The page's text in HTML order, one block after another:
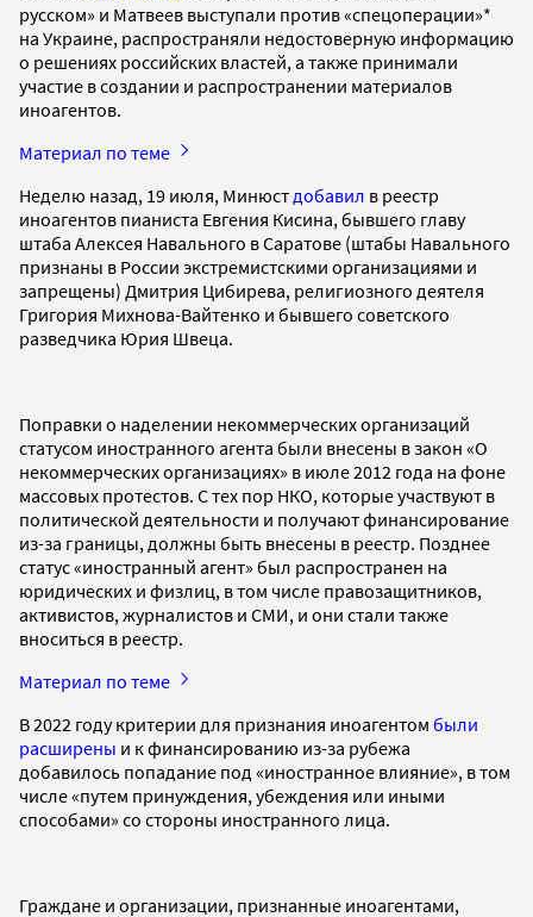
русском» и Матвеев выступали против «спецоперации»*
на Украине, распространяли недостоверную информацию
о решениях российских властей, а также принимали
участие в создании и распространении материалов
иноагентов.
Материал по теме
Неделю назад, 19 июля, Минюст добавил в реестр
иноагентов пианиста Евгения Кисина, бывшего главу
штаба Алексея Навального в Саратове (штабы Навального
признаны в России экстремистскими организациями и
запрещены) Дмитрия Цибирева, религиозного деятеля
Григория Михнова-Вайтенко и бывшего советского
разведчика Юрия Швеца.
Поправки о наделении некоммерческих организаций
статусом иностранного агента были внесены в закон «О
некоммерческих организациях» в июле 2012 года на фоне
массовых протестов. С тех пор НКО, которые участвуют в
политической деятельности и получают финансирование
из-за границы, должны быть внесены в реестр. Позднее
статус «иностранный агент» был распространен на
юридических и физлиц, в том числе правозащитников,
активистов, журналистов и СМИ, и они стали также
вноситься в реестр.
Материал по теме
В 2022 году критерии для признания иноагентом были
расширены и к финансированию из-за рубежа
добавилось попадание под «иностранное влияние», в том
числе «путем принуждения, убеждения или иными
способами» со стороны иностранного лица.
Граждане и организации, признанные иноагентами,